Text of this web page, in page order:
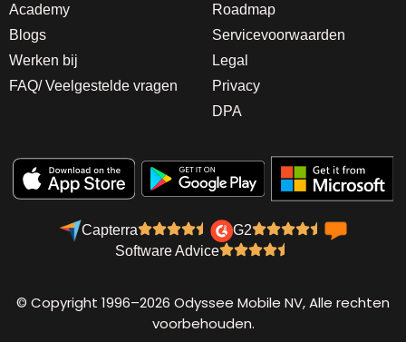
Academy
Blogs
Werken bij
FAQ/ Veelgestelde vragen
Roadmap
Servicevoorwaarden
Legal
Privacy
DPA
Capterra
G2
Software Advice
© Copyright 1996–2026 Odyssee Mobile NV, Alle rechten
voorbehouden.